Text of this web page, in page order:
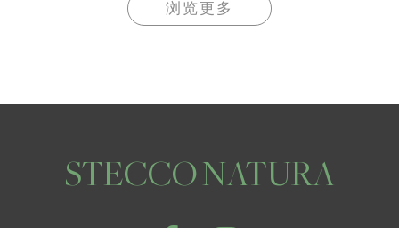
浏览更多
STECCO NATURA